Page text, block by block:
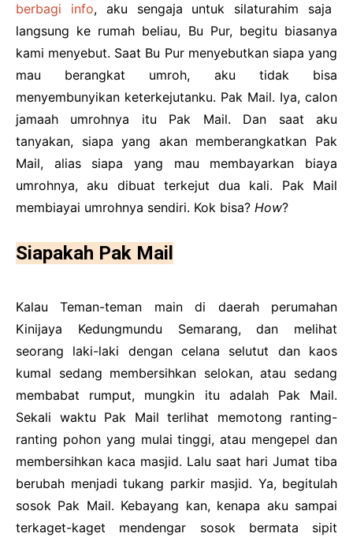
berbagi info, aku sengaja untuk silaturahim saja
langsung ke rumah beliau, Bu Pur, begitu biasanya
kami menyebut. Saat Bu Pur menyebutkan siapa yang
mau berangkat umroh, aku tidak bisa
menyembunyikan keterkejutanku. Pak Mail. Iya, calon
jamaah umrohnya itu Pak Mail. Dan saat aku
tanyakan, siapa yang akan memberangkatkan Pak
Mail, alias siapa yang mau membayarkan biaya
umrohnya, aku dibuat terkejut dua kali. Pak Mail
membiayai umrohnya sendiri. Kok bisa? How?
Siapakah Pak Mail
Kalau Teman-teman main di daerah perumahan
Kinijaya Kedungmundu Semarang, dan melihat
seorang laki-laki dengan celana selutut dan kaos
kumal sedang membersihkan selokan, atau sedang
membabat rumput, mungkin itu adalah Pak Mail.
Sekali waktu Pak Mail terlihat memotong ranting-
ranting pohon yang mulai tinggi, atau mengepel dan
membersihkan kaca masjid. Lalu saat hari Jumat tiba
berubah menjadi tukang parkir masjid. Ya, begitulah
sosok Pak Mail. Kebayang kan, kenapa aku sampai
terkaget-kaget mendengar sosok bermata sipit